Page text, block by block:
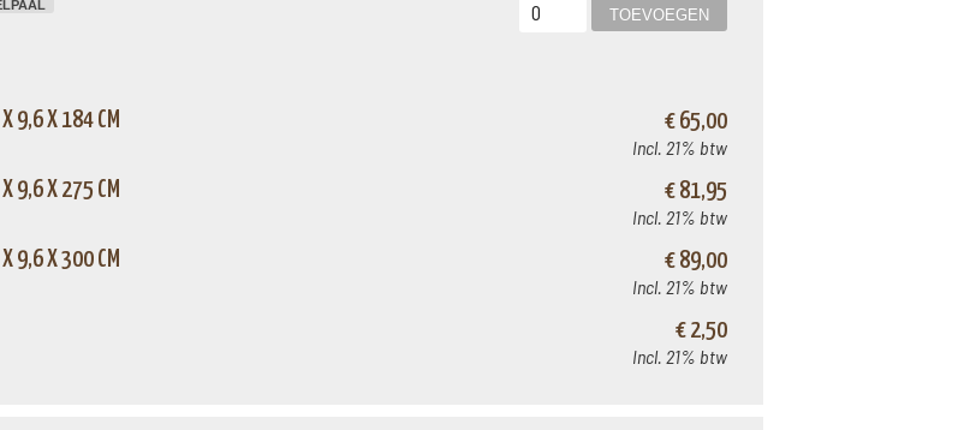
X 9,6 X 184 CM € 65,00
Incl. 21% btw
X 9,6 X 275 CM € 81,95
Incl. 21% btw
X 9,6 X 300 CM € 89,00
Incl. 21% btw
€ 2,50
Incl. 21% btw